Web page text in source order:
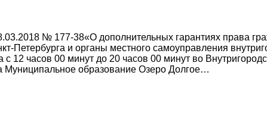
№ 177-38«О дополнительных гарантиях права
Петербурга и органы местного самоуправления
12 часов 00 минут до 20 часов 00 минут во
Муниципальное образование Озеро Долгое…